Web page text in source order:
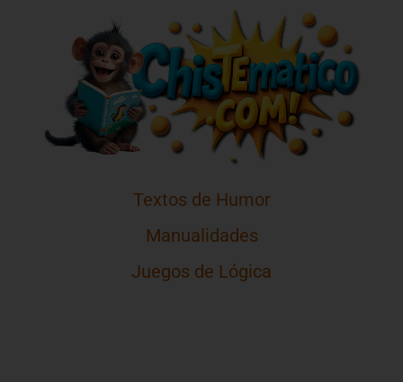
Textos de Humor
Manualidades
Juegos de Lógica